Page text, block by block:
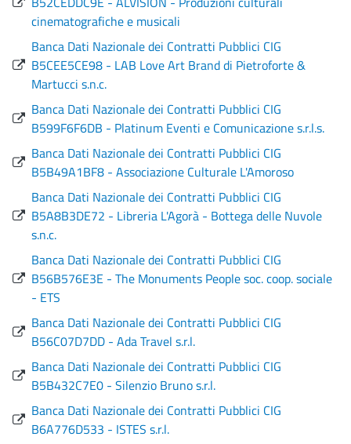
cinematografiche e musicali
Banca Dati Nazionale dei Contratti Pubblici CIG
B5CEE5CE98 - LAB Love Art Brand di Pietroforte &
Martucci s.n.c.
Banca Dati Nazionale dei Contratti Pubblici CIG
B599F6F6DB - Platinum Eventi e Comunicazione s.r.l.s.
Banca Dati Nazionale dei Contratti Pubblici CIG
B5B49A1BF8 - Associazione Culturale L'Amoroso
Banca Dati Nazionale dei Contratti Pubblici CIG
B5A8B3DE72 - Libreria L'Agorà - Bottega delle Nuvole
s.n.c.
Banca Dati Nazionale dei Contratti Pubblici CIG
B56B576E3E - The Monuments People soc. coop. sociale
- ETS
Banca Dati Nazionale dei Contratti Pubblici CIG
B56C07D7DD - Ada Travel s.r.l.
Banca Dati Nazionale dei Contratti Pubblici CIG
B5B432C7E0 - Silenzio Bruno s.r.l.
Banca Dati Nazionale dei Contratti Pubblici CIG
B6A776D533 - ISTES s.r.l.